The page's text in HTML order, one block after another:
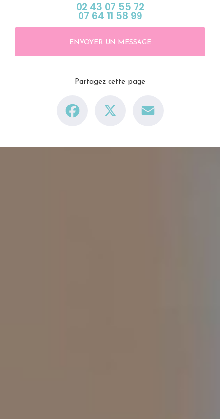
02 43 07 55 72
07 64 11 58 99
ENVOYER UN MESSAGE
Partagez cette page